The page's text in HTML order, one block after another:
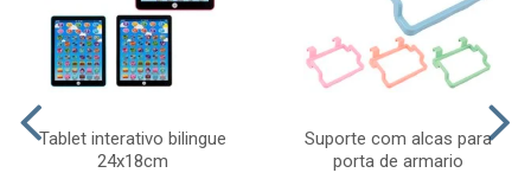
Tablet interativo bilingue
24x18cm
Suporte com alcas para
porta de armario